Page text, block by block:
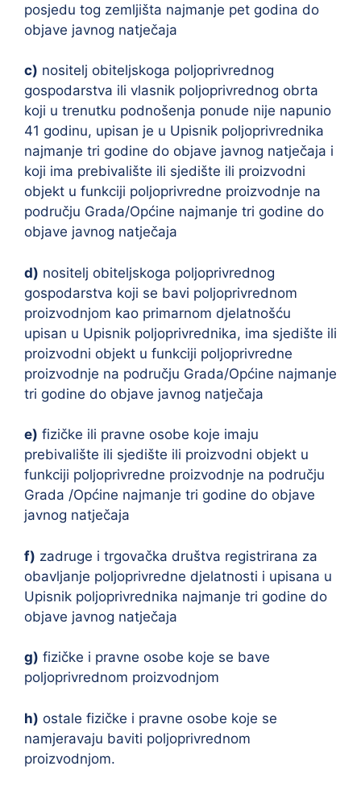
posjedu tog zemljišta najmanje pet godina do
objave javnog natječaja
c) nositelj obiteljskoga poljoprivrednog
gospodarstva ili vlasnik poljoprivrednog obrta
koji u trenutku podnošenja ponude nije napunio
41 godinu, upisan je u Upisnik poljoprivrednika
najmanje tri godine do objave javnog natječaja i
koji ima prebivalište ili sjedište ili proizvodni
objekt u funkciji poljoprivredne proizvodnje na
području Grada/Općine najmanje tri godine do
objave javnog natječaja
d) nositelj obiteljskoga poljoprivrednog
gospodarstva koji se bavi poljoprivrednom
proizvodnjom kao primarnom djelatnošću
upisan u Upisnik poljoprivrednika, ima sjedište ili
proizvodni objekt u funkciji poljoprivredne
proizvodnje na području Grada/Općine najmanje
tri godine do objave javnog natječaja
e) fizičke ili pravne osobe koje imaju
prebivalište ili sjedište ili proizvodni objekt u
funkciji poljoprivredne proizvodnje na području
Grada /Općine najmanje tri godine do objave
javnog natječaja
f) zadruge i trgovačka društva registrirana za
obavljanje poljoprivredne djelatnosti i upisana u
Upisnik poljoprivrednika najmanje tri godine do
objave javnog natječaja
g) fizičke i pravne osobe koje se bave
poljoprivrednom proizvodnjom
h) ostale fizičke i pravne osobe koje se
namjeravaju baviti poljoprivrednom
proizvodnjom.